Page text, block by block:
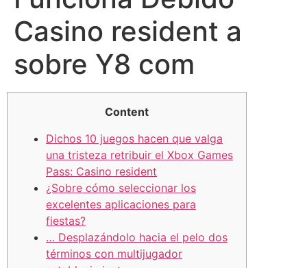
Casino resident a
sobre Y8 com
Content
Dichos 10 juegos hacen que valga
una tristeza retribuir el Xbox Games
Pass: Casino resident
¿Sobre cómo seleccionar los
excelentes aplicaciones para
fiestas?
… Desplazándolo hacia el pelo dos
términos con multijugador